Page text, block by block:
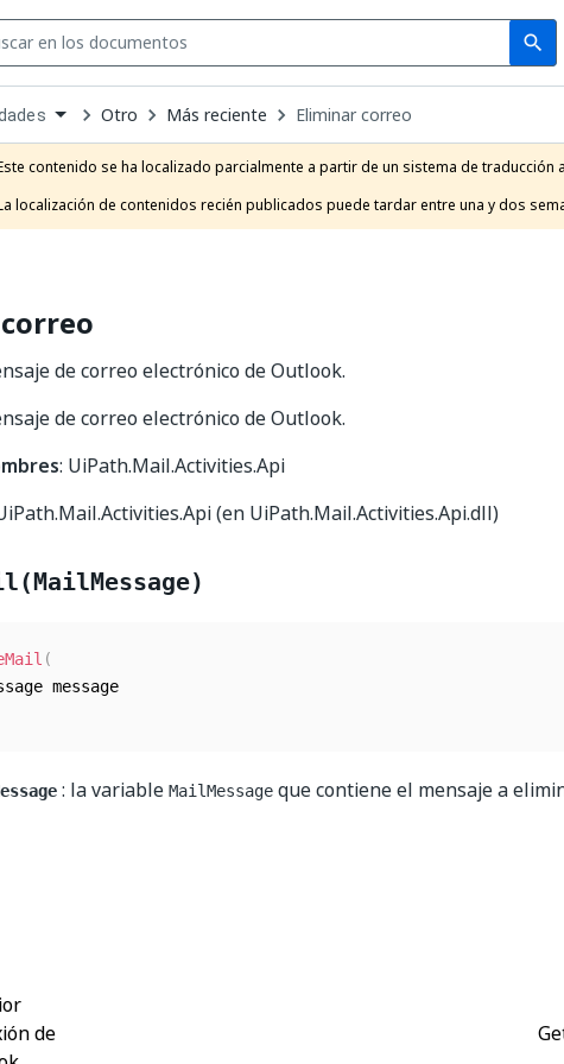
search
Search
Otro Más reciente Eliminar correo
contenido se ha localizado parcialmente a partir de un sistema de traducción
localización de contenidos recién publicados puede tardar entre una y dos
de correo electrónico de Outlook.
de correo electrónico de Outlook.
: UiPath.Mail.Activities.Api
(en UiPath.Mail.Activities.Api.dll)
(
: la variable MailMessage que contiene el mensaje a
de